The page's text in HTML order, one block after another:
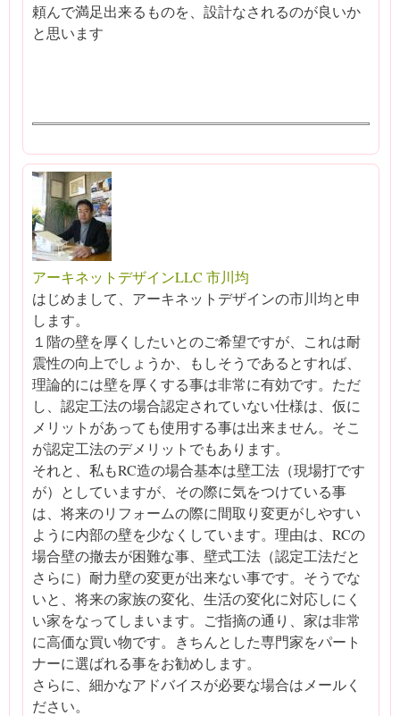
頼んで満足出来るものを、設計なされるのが良いか
と思います
アーキネットデザインLLC 市川均
はじめまして、アーキネットデザインの市川均と申
します。
１階の壁を厚くしたいとのご希望ですが、これは耐
震性の向上でしょうか、もしそうであるとすれば、
理論的には壁を厚くする事は非常に有効です。ただ
し、認定工法の場合認定されていない仕様は、仮に
メリットがあっても使用する事は出来ません。そこ
が認定工法のデメリットでもあります。
それと、私もRC造の場合基本は壁工法（現場打です
が）としていますが、その際に気をつけている事
は、将来のリフォームの際に間取り変更がしやすい
ように内部の壁を少なくしています。理由は、RCの
場合壁の撤去が困難な事、壁式工法（認定工法だと
さらに）耐力壁の変更が出来ない事です。そうでな
いと、将来の家族の変化、生活の変化に対応しにく
い家をなってしまいます。ご指摘の通り、家は非常
に高価な買い物です。きちんとした専門家をパート
ナーに選ばれる事をお勧めします。
さらに、細かなアドバイスが必要な場合はメールく
ださい。